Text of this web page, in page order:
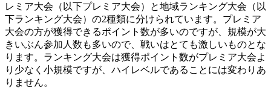
レミア大会（以下プレミア大会）と地域ランキング大会（以
下ランキング大会）の2種類に分けられています。プレミア
大会の方が獲得できるポイント数が多いのですが、規模が大
きいぶん参加人数も多いので、戦いはとても激しいものとな
ります。ランキング大会は獲得ポイント数がプレミア大会よ
り少なく小規模ですが、ハイレベルであることには変わりあ
りません。